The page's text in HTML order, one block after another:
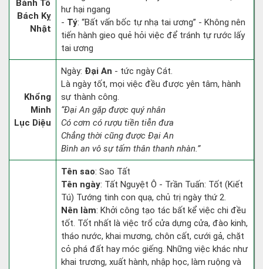
Bành Tổ
Bách Kỵ
Nhật
hư hại ngang
- Tý: “Bất vấn bốc tự nhạ tai ương” - Không nên
tiến hành gieo quẻ hỏi việc để tránh tự rước lấy
tai ương
Khổng
Minh
Lục Diệu
Ngày: Đại An - tức ngày Cát.
Là ngày tốt, mọi việc đều được yên tâm, hành
sự thành công.
“Đại An gặp được quý nhân
Có cơm có rượu tiền tiễn đưa
Chẳng thời cũng được Đại An
Bình an vô sự tấm thân thanh nhàn.”
Tên sao: Sao Tất
Tên ngày: Tất Nguyệt Ô - Trần Tuấn: Tốt (Kiết
Tú) Tướng tinh con quạ, chủ trị ngày thứ 2.
Nên làm: Khởi công tạo tác bất kể việc chi đều
tốt. Tốt nhất là việc trổ cửa dựng cửa, đào kinh,
tháo nước, khai mương, chôn cất, cưới gả, chặt
cỏ phá đất hay móc giếng. Những việc khác như
khai trương, xuất hành, nhập học, làm ruộng và